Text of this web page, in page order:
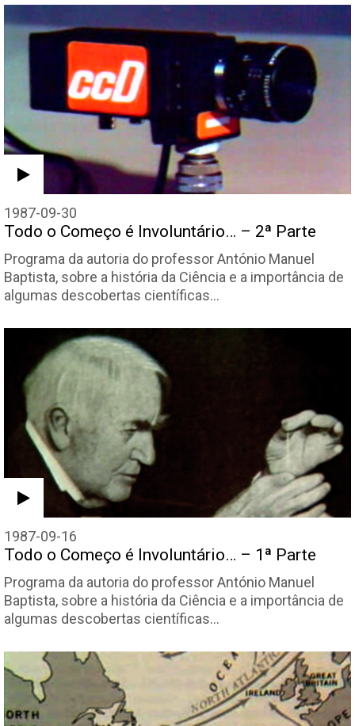
1987-09-30
Todo o Começo é Involuntário… – 2ª Parte
Programa da autoria do professor António Manuel
Baptista, sobre a história da Ciência e a importância de
algumas descobertas científicas…
1987-09-16
Todo o Começo é Involuntário… – 1ª Parte
Programa da autoria do professor António Manuel
Baptista, sobre a história da Ciência e a importância de
algumas descobertas científicas…